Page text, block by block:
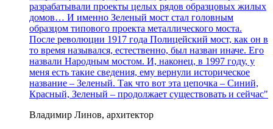
разрабатывали проекты целых рядов образцовых жилых
домов… И именно Зеленый мост стал головным
образцом типового проекта металлического моста.
После революции 1917 года Полицейский мост, как он в
то время назывался, естественно, был назван иначе. Его
назвали Народным мостом. И, наконец, в 1997 году, у
меня есть такие сведения, ему вернули историческое
название – Зеленый. Так что вот эта цепочка – Синий,
Красный, Зеленый – продолжает существовать и сейчас"
Владимир Линов, архитектор